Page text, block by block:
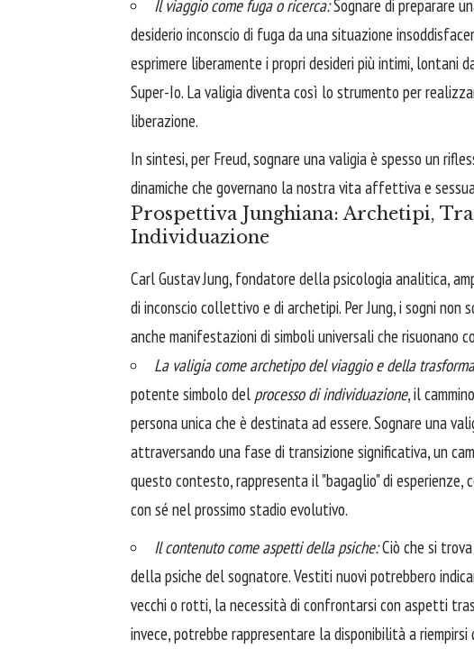
Il viaggio come fuga o ricerca:Sognare di preparare
desiderio inconscio di fuga da una situazione
esprimere liberamente i propri desideri più intimi, lontani
Super-Io. La valigia diventa così lo strumento per
liberazione.
In sintesi, per Freud, sognare una valigia è spesso un
dinamiche che governano la nostra vita affettiva e
Prospettiva Junghiana: Archetipi,
Individuazione
Carl Gustav Jung, fondatore della psicologia analitica,
di inconscio collettivo e di archetipi. Per Jung, i sogni non
anche manifestazioni di simboli universali che risuonano
La valigia come archetipo del viaggio e della
potente simbolo del processo di individuazione, il
persona unica che è destinata ad essere. Sognare una
attraversando una fase di transizione significativa, un
questo contesto, rappresenta il "bagaglio" di
con sé nel prossimo stadio evolutivo.
Il contenuto come aspetti della psiche:Ciò che si
della psiche del sognatore. Vestiti nuovi potrebbero
vecchi o rotti, la necessità di confrontarsi con aspetti
invece, potrebbe rappresentare la disponibilità a